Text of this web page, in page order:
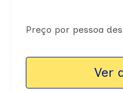
Preço por pessoa
Ver